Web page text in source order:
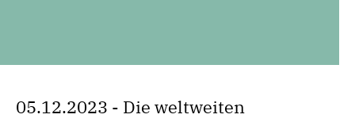
05.12.2023 - Die weltweiten